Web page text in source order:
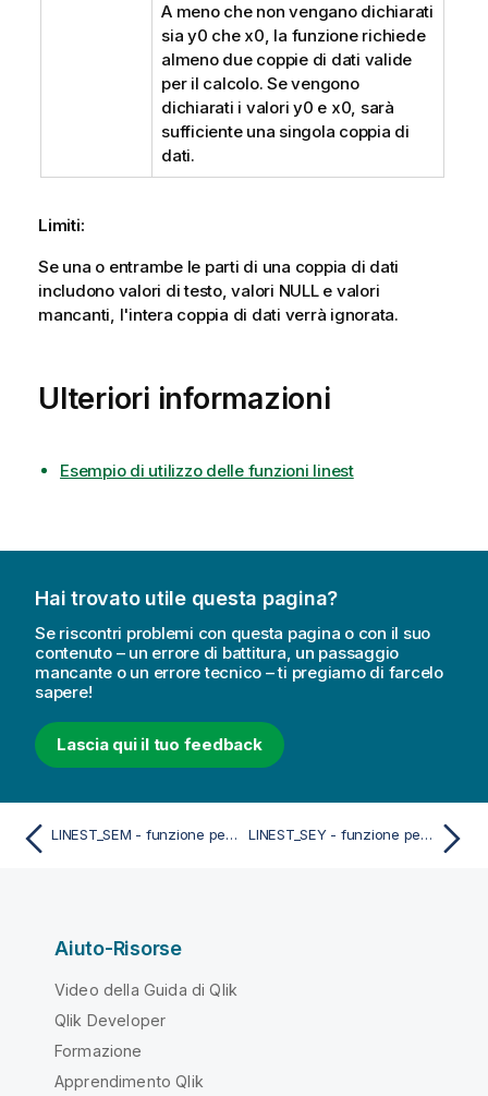
A meno che non vengano dichiarati
sia y0 che x0, la funzione richiede
almeno due coppie di dati valide
per il calcolo. Se vengono
dichiarati i valori y0 e x0, sarà
sufficiente una singola coppia di
dati.
Limiti:
Se una o entrambe le parti di una coppia di dati
includono valori di testo, valori NULLe valori
mancanti, l'intera coppia di dati verrà ignorata.
Ulteriori informazioni
Esempio di utilizzo delle funzioni linest
Hai trovato utile questa pagina?
Se riscontri problemi con questa pagina o con il suo
contenuto – un errore di battitura, un passaggio
mancante o un errore tecnico – ti pregiamo di farcelo
sapere!
Lascia qui il tuo feedback
LINEST_SEM - funzione per grafici LINEST_SEY - funzione per grafici
Aiuto-Risorse
Video della Guida di Qlik
Qlik Developer
Formazione
Apprendimento Qlik